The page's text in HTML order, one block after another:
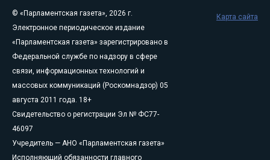
© «Парламентская газета», 2026 г.
Электронное периодическое издание
«Парламентская газета» зарегистрировано в
Федеральной службе по надзору в сфере
связи, информационных технологий и
массовых коммуникаций (Роскомнадзор) 05
августа 2011 года. 18+
Свидетельство о регистрации Эл № ФС77-
46097
Учредитель — АНО «Парламентская газета»
Исполняющий обязанности главного
Карта сайта